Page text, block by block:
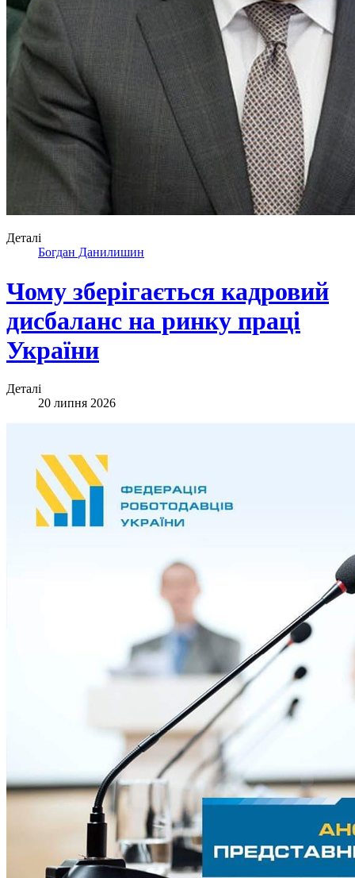
Деталі
Богдан Данилишин
Чому зберігається кадровий
дисбаланс на ринку праці
України
Деталі
20 липня 2026